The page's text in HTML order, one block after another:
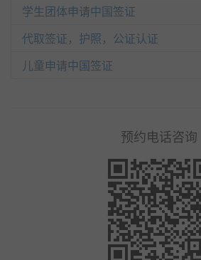
学生团体申请中国签证
代取签证，护照，公证认证
儿童申请中国签证
预约电话咨询